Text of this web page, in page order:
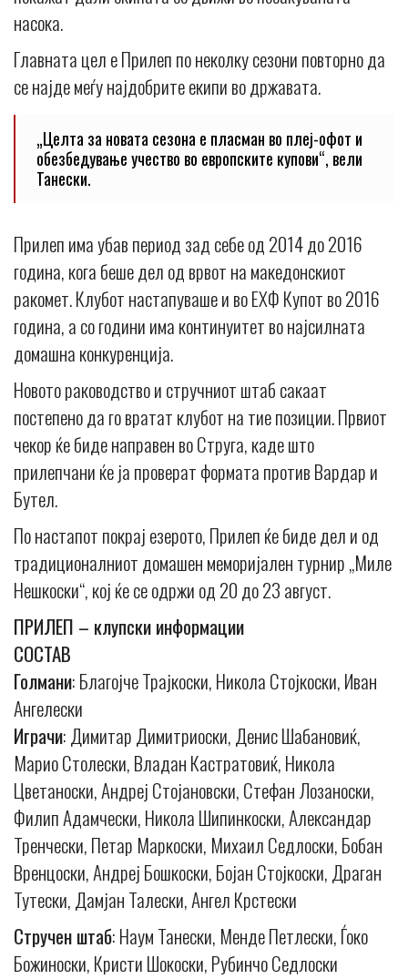
насока.
Главната цел е Прилеп по неколку сезони повторно да
се најде меѓу најдобрите екипи во државата.
„Целта за новата сезона е пласман во плеј-офот и
обезбедување учество во европските купови“, вели
Танески.
Прилеп има убав период зад себе од 2014 до 2016
година, кога беше дел од врвот на македонскиот
ракомет. Клубот настапуваше и во ЕХФ Купот во 2016
година, а со години има континуитет во најсилната
домашна конкуренција.
Новото раководство и стручниот штаб сакаат
постепено да го вратат клубот на тие позиции. Првиот
чекор ќе биде направен во Струга, каде што
прилепчани ќе ја проверат формата против Вардар и
Бутел.
По настапот покрај езерото, Прилеп ќе биде дел и од
традиционалниот домашен меморијален турнир „Миле
Нешкоски“, кој ќе се одржи од 20 до 23 август.
ПРИЛЕП – клупски информации
СОСТАВ
Голмани: Благојче Трајкоски, Никола Стојкоски, Иван
Ангелески
Играчи: Димитар Димитриоски, Денис Шабановиќ,
Марио Столески, Владан Кастратовиќ, Никола
Цветаноски, Андреј Стојановски, Стефан Лозаноски,
Филип Адамчески, Никола Шипинкоски, Александар
Тренчески, Петар Маркоски, Михаил Седлоски, Бобан
Вренцоски, Андреј Бошкоски, Бојан Стојкоски, Драган
Тутески, Дамјан Талески, Ангел Крстески
Стручен штаб: Наум Танески, Менде Петлески, Ѓоко
Божиноски, Кристи Шокоски, Рубинчо Седлоски